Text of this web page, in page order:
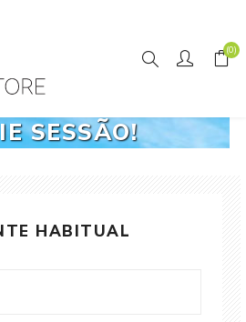
(0)
POR FAVOR
SESSÃO!
HABITUAL